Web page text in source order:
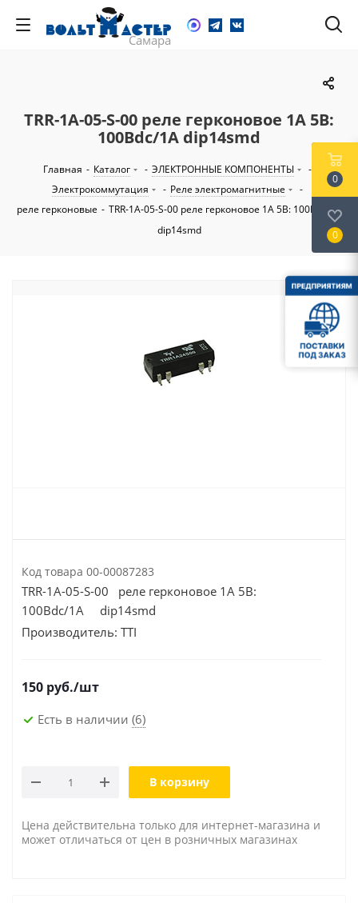
TRR-1A-05-S-00 реле герконовое 1A 5В:
100Вdc/1A dip14smd
Главная - Каталог - ЭЛЕКТРОННЫЕ КОМПОНЕНТЫ
-
Электрокоммутация
- Реле электромагнитные
-
реле герконовые - TRR-1A-05-S-00 реле герконовое 1A 5В: 100Вdc/1A
dip14smd
Код товара 00-00087283
TRR-1A-05-S-00 реле герконовое 1A 5В:
100Вdc/1A dip14smd
Производитель: TTI
150 руб./шт
Есть в наличии (6)
В корзину
Цена действительна только для интернет-магазина и
может отличаться от цен в розничных магазинах
0
0